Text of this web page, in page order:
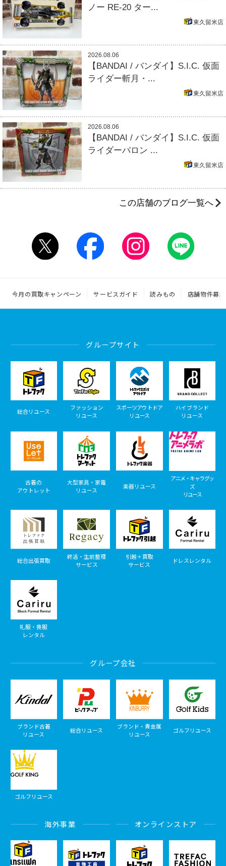
ノー RE-20 ター...
東久留米店
2026.08.06
【BANDAI / バンダイ】S.I.C. 仮面
ライダー斬月・...
東久留米店
2026.08.06
【BANDAI / バンダイ】S.I.C. 仮面
ライダーバロン ...
東久留米店
この店舗のブログ一覧へ
今月の買取キャンペーン サービスガイド 読みもの 店舗物件募集
グループサイト
総合リユース
ファッション
リユース
スポーツアウトドア
リユース
ハイブランド
リユース
古着の
アウトレット
大型家具・家電
リユース
楽器リユース
アニメ・キャラグッ
ズ
リユース
総合出張買取
終活・生前整理
サービス
引越＋買取
サービス
ドレスレンタル
礼服・喪服
レンタル
グループ会社
ブランド古着
リユース
総合リユース
ブランド・貴金属
リユース
ゴルフリユース
ゴルフリユース
海外事業 オンラインストア